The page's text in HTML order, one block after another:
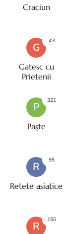
Craciun
G
Gatesc cu
Prietenii
43
P
Paşte
321
R
Retete asiatice
55
R
150